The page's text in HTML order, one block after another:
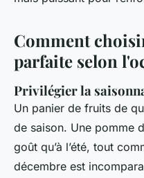
Comment
parfaite selon
Privilégier la
Un panier de fruits de
de saison. Une pomme
goût qu’à l’été, tout
décembre est